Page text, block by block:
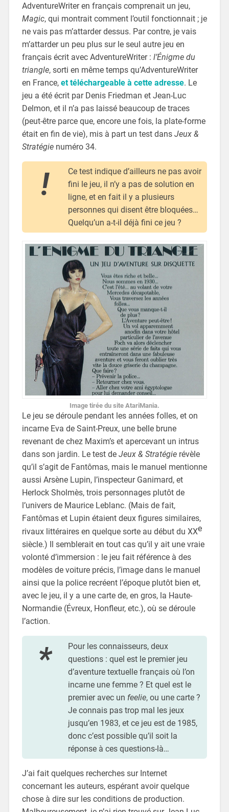
AdventureWriter en français comprenait un jeu,
Magic, qui montrait comment l’outil fonctionnait ; je
ne vais pas m’attarder dessus. Par contre, je vais
m’attarder un peu plus sur le seul autre jeu en
français écrit avec AdventureWriter : l’Énigme du
triangle, sorti en même temps qu’AdventureWriter
en France, et téléchargeable à cette adresse. Le
jeu a été écrit par Denis Friedman et Jean-Luc
Delmon, et il n’a pas laissé beaucoup de traces
(peut-être parce que, encore une fois, la plate-forme
était en fin de vie), mis à part un test dans Jeux &
Stratégienuméro 34.
Ce test indique d’ailleurs ne pas avoir
fini le jeu, il n’y a pas de solution en
ligne, et en fait il y a plusieurs
personnes qui disent être bloquées…
Quelqu’un a-t-il déjà fini ce jeu ?
Image tirée du site AtariMania.
Le jeu se déroule pendant les années folles, et on
incarne Eva de Saint-Preux, une belle brune
revenant de chez Maxim’s et apercevant un intrus
dans son jardin. Le test de Jeux & Stratégierévèle
qu’il s’agit de Fantômas, mais le manuel mentionne
aussi Arsène Lupin, l’inspecteur Ganimard, et
Herlock Sholmès, trois personnages plutôt de
l’univers de Maurice Leblanc. (Mais de fait,
Fantômas et Lupin étaient deux figures similaires,
rivaux littéraires en quelque sorte au début du XXe
siècle.) Il semblerait en tout cas qu’il y ait une vraie
volonté d’immersion : le jeu fait référence à des
modèles de voiture précis, l’image dans le manuel
ainsi que la police recréent l’époque plutôt bien et,
avec le jeu, il y a une carte de, en gros, la Haute-
Normandie (Évreux, Honfleur, etc.), où se déroule
l’action.
Pour les connaisseurs, deux
questions : quel est le premier jeu
d’aventure textuelle français où l’on
incarne une femme ? Et quel est le
premier avec un feelie, ou une carte ?
Je connais pas trop mal les jeux
jusqu’en 1983, et ce jeu est de 1985,
donc c’est possible qu’il soit la
réponse à ces questions-là…
J’ai fait quelques recherches sur Internet
concernant les auteurs, espérant avoir quelque
chose à dire sur les conditions de production.